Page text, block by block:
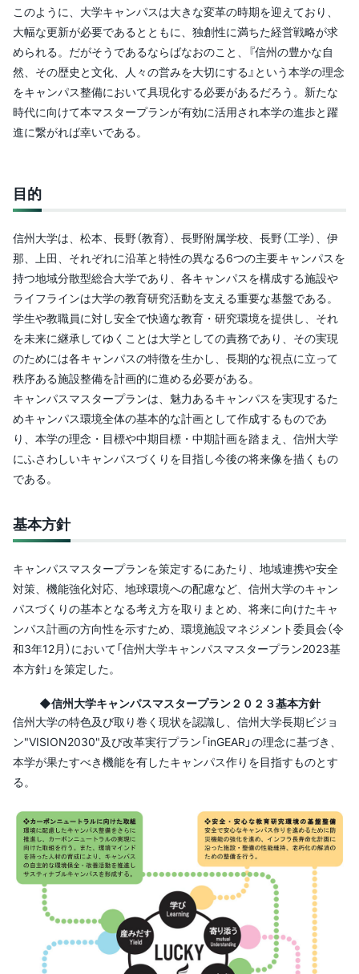
このように、大学キャンパスは大きな変革の時期を迎えており、
大幅な更新が必要であるとともに、独創性に満ちた経営戦略が求
められる。だがそうであるならばなおのこと、『信州の豊かな自
然、その歴史と文化、人々の営みを大切にする』という本学の理念
をキャンパス整備において具現化する必要があるだろう。新たな
時代に向けて本マスタープランが有効に活用され本学の進歩と躍
進に繋がれば幸いである。
目的
信州大学は、松本、長野（教育）、長野附属学校、長野（工学）、伊
那、上田、それぞれに沿革と特性の異なる6つの主要キャンパスを
持つ地域分散型総合大学であり、各キャンパスを構成する施設や
ライフラインは大学の教育研究活動を支える重要な基盤である。
学生や教職員に対し安全で快適な教育・研究環境を提供し、それ
を未来に継承してゆくことは大学としての責務であり、その実現
のためには各キャンパスの特徴を生かし、長期的な視点に立って
秩序ある施設整備を計画的に進める必要がある。
キャンパスマスタープランは、魅力あるキャンパスを実現するた
めキャンパス環境全体の基本的な計画として作成するものであ
り、本学の理念・目標や中期目標・中期計画を踏まえ、信州大学
にふさわしいキャンパスづくりを目指し今後の将来像を描くもの
である。
基本方針
キャンパスマスタープランを策定するにあたり、地域連携や安全
対策、機能強化対応、地球環境への配慮など、信州大学のキャン
パスづくりの基本となる考え方を取りまとめ、将来に向けたキャ
ンパス計画の方向性を示すため、環境施設マネジメント委員会（令
和3年12月）において「信州大学キャンパスマスタープラン2023基
本方針」を策定した。
◆信州大学キャンパスマスタープラン２０２３基本方針
信州大学の特色及び取り巻く現状を認識し、信州大学長期ビジョ
ン"VISION2030"及び改革実行プラン「inGEAR」の理念に基づき、
本学が果たすべき機能を有したキャンパス作りを目指すものとす
る。